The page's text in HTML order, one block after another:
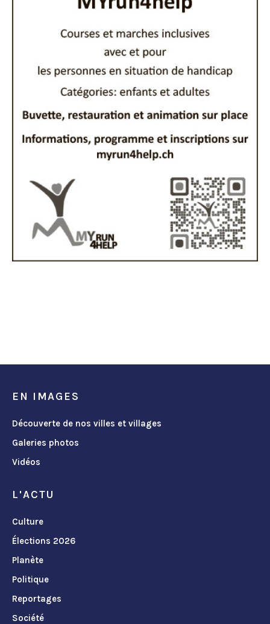
EN IMAGES
Découverte de nos villes et villages
Galeries photos
Vidéos
L'ACTU
Culture
Élections 2026
Planète
Politique
Reportages
Société